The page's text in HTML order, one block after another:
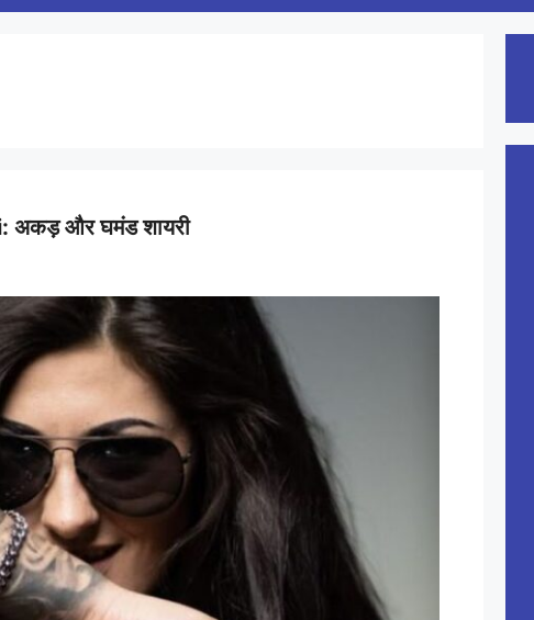
और घमंड शायरी